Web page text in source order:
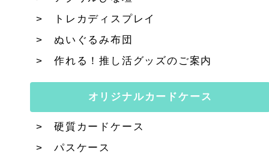
トレカディスプレイ
ぬいぐるみ布団
作れる！推し活グッズのご案内
オリジナルカードケース
硬質カードケース
パスケース